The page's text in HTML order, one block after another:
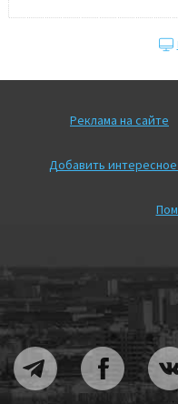
Реклама на сайте
Добавить